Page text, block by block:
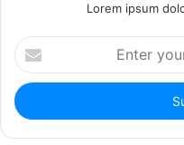
Lorem ipsum
E
n
e
y